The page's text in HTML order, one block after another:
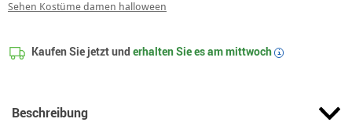
Sehen Kostüme damen halloween
Kaufen Sie jetzt underhalten Sie es ammittwoch i
Beschreibung